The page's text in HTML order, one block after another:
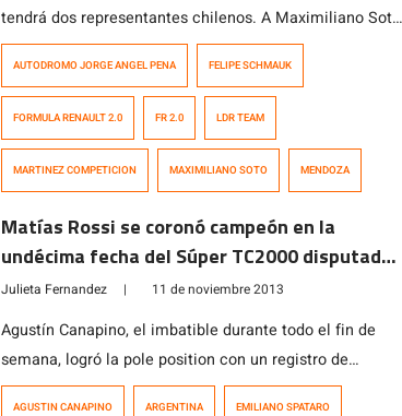
tendrá dos representantes chilenos. A Maximiliano Soto
(LDR Team) se le suma Felipe Schmauk, quien regresa
Mendoza, Argentina. Ambos pilotos conocen el trazado
de 4167 metros ya que participaron en […]
AUTODROMO JORGE ANGEL PENA FELIPE SCHMAUK
FORMULA RENAULT 2.0 FR 2.0 LDR TEAM
MARTINEZ COMPETICION MAXIMILIANO SOTO MENDOZA
Matías Rossi se coronó campeón en la
undécima fecha del Súper TC2000 disputada
en la ciudad de Mendoza
Julieta Fernandez | 11 de noviembre 2013
Agustín Canapino, el imbatible durante todo el fin de
semana, logró la pole position con un registro de
1;28,283, segundo Matías Rossi y en tercer lugar
AGUSTIN CANAPINO ARGENTINA EMILIANO SPATARO